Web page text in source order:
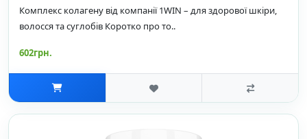
Комплекс колагену від компанії 1WIN – для здорової шкіри,
волосся та суглобів Коротко про то..
602грн.